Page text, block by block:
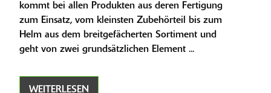
kommt bei allen Produkten aus deren Fertigung
zum Einsatz, vom kleinsten Zubehörteil bis zum
Helm aus dem breitgefächerten Sortiment und
geht von zwei grundsätzlichen Element ...
WEITERLESEN